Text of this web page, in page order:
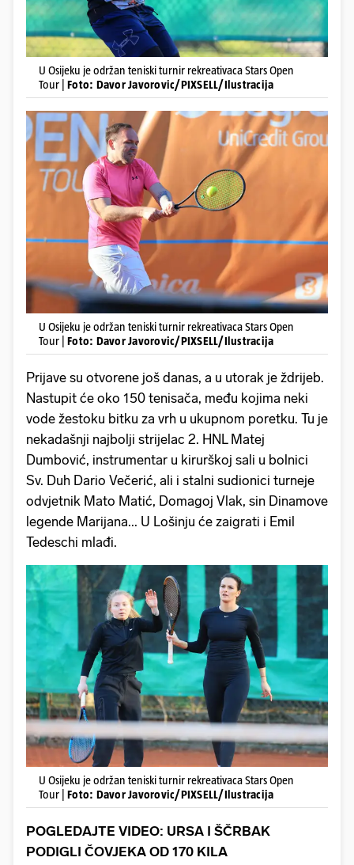
U Osijeku je održan teniski turnir rekreativaca Stars Open
Tour | Foto: Davor Javorovic/PIXSELL/Ilustracija
U Osijeku je održan teniski turnir rekreativaca Stars Open
Tour | Foto: Davor Javorovic/PIXSELL/Ilustracija
Prijave su otvorene još danas, a u utorak je ždrijeb.
Nastupit će oko 150 tenisača, među kojima neki
vode žestoku bitku za vrh u ukupnom poretku. Tu je
nekadašnji najbolji strijelac 2. HNL Matej
Dumbović, instrumentar u kirurškoj sali u bolnici
Sv. Duh Dario Večerić, ali i stalni sudionici turneje
odvjetnik Mato Matić, Domagoj Vlak, sin Dinamove
legende Marijana... U Lošinju će zaigrati i Emil
Tedeschi mlađi.
U Osijeku je održan teniski turnir rekreativaca Stars Open
Tour | Foto: Davor Javorovic/PIXSELL/Ilustracija
POGLEDAJTE VIDEO: URSA I ŠČRBAK
PODIGLI ČOVJEKA OD 170 KILA